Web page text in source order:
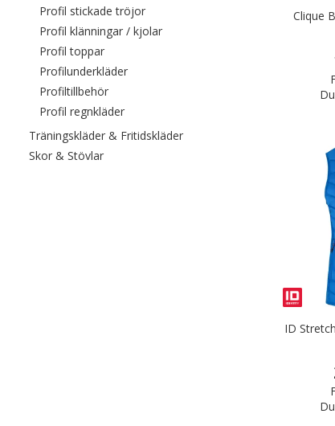
Profil stickade tröjorFiltrera efter category: Profil
Profil klänningar / kjolarFiltrera efter category: Profil
Profil topparFiltrera efter category: Profil toppar
ProfilunderkläderFiltrera efter category: Profilunderkläder
ProfiltillbehörFiltrera efter category: Profiltillbehör
Profil regnkläderFiltrera efter category: Profil regnkläder
Träningskläder & FritidskläderFiltrera efter category:
Skor & StövlarFiltrera efter category: Skor & Stövlar
Clique
ID